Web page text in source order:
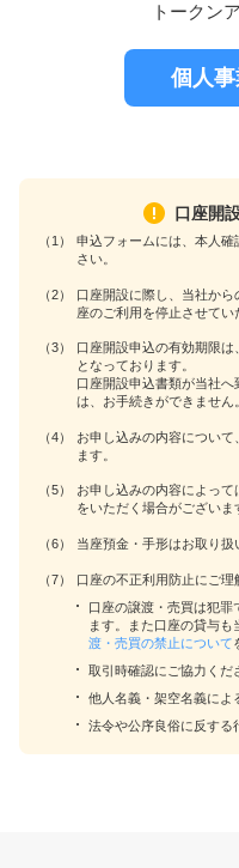
トークン
個人
口座開
（1）
申込フォームには、本人
さい。
（2）
口座開設に際し、当社か
座のご利用を停止させてい
（3）
口座開設申込の有効期限
となっております。
口座開設申込書類が当社
は、お手続きができません。
（4）
お申し込みの内容につい
ます。
（5）
お申し込みの内容によっ
をいただく場合がございま
（6） 当座預金・手形はお取り扱
（7）
口座の不正利用防止にご理
口座の譲渡・売買は犯
ます。また口座の貸与
渡・売買の禁止について
取引時確認にご協力くだ
他人名義・架空名義によ
法令や公序良俗に反する